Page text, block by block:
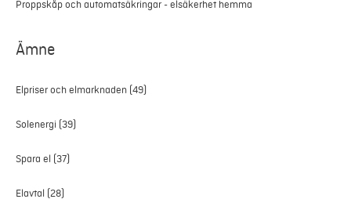
Proppskåp och automatsäkringar - elsäkerhet hemma
Ämne
Elpriser och elmarknaden (49)
Solenergi (39)
Spara el (37)
Elavtal (28)